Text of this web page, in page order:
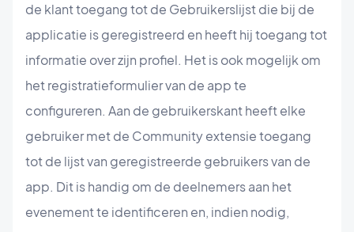
de klant toegang tot de Gebruikerslijst die bij de
applicatie is geregistreerd en heeft hij toegang tot
informatie over zijn profiel. Het is ook mogelijk om
het registratieformulier van de app te
configureren. Aan de gebruikerskant heeft elke
gebruiker met de Community extensie toegang
tot de lijst van geregistreerde gebruikers van de
app. Dit is handig om de deelnemers aan het
evenement te identificeren en, indien nodig,